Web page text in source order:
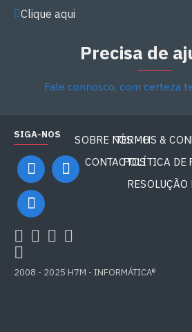
Clique aqui
Precisa de
Fale connosco, com certeza
SIGA-NOS
2008 - 2025 H7M - INFORMÁTICA®
SOBRE NÓS - H7M
CONTACTOS
TERMOS &
POLÍTICA DE